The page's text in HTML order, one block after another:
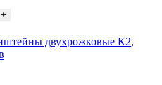
двухрожковые К2,